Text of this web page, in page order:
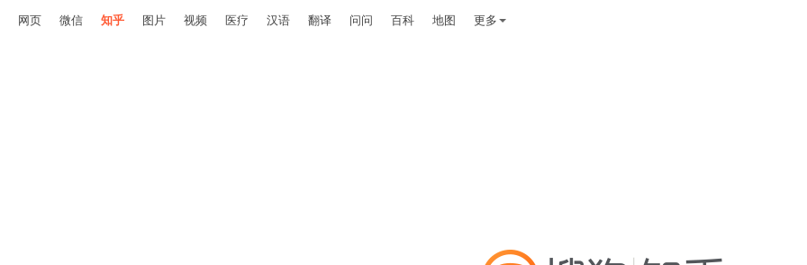
网页 微信 知乎 图片 视频 医疗 汉语 翻译 问问 百科 地图 更多